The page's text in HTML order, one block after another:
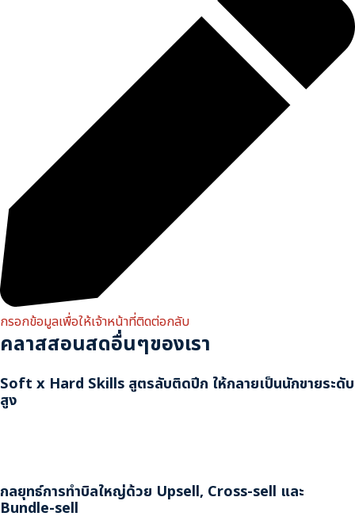
กรอกข้อมูลเพื่อให้เจ้าหน้าที่ติดต่อกลับ
คลาสสอนสดอื่นๆของเรา
Soft x Hard Skills สูตรลับติดปีก ให้กลายเป็นนักขายระดับ
สูง
กลยุทธ์การทำบิลใหญ่ด้วย Upsell, Cross-sell และ
Bundle-sell